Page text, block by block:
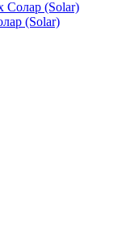
Солар (Solar)
(Solar)